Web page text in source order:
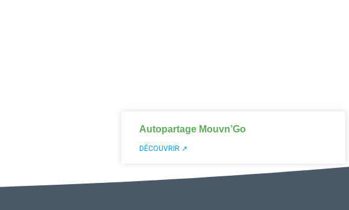
Autopartage Mouvn’Go
DÉCOUVRIR ↗